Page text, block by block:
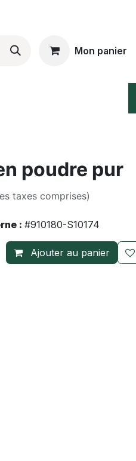
Mon panier
poudre pur
taxes comprises)
: #910180-S10174
Ajouter au panier